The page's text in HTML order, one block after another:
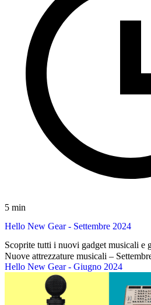
5 min
Hello New Gear - Settembre 2024
Scoprite tutti i nuovi gadget musicali
Nuove attrezzature musicali –
Hello New Gear - Giugno 2024